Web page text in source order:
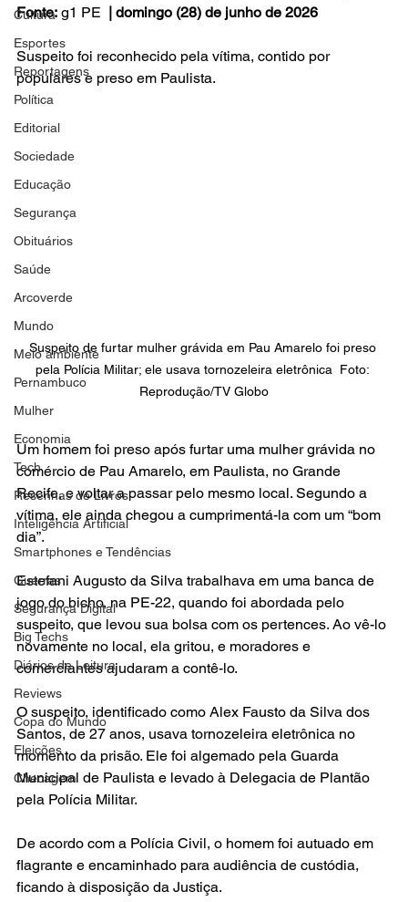
Cultura
Esportes
Reportagens
Política
Editorial
Sociedade
Educação
Segurança
Obituários
Saúde
Arcoverde
Mundo
Meio ambiente
Pernambuco
Mulher
Economia
Tech
Resenhas de Livros
Inteligência Artificial
Smartphones e Tendências
Guerras
Segurança Digital
Big Techs
Diários de Leitura
Reviews
Copa do Mundo
Eleições
Checagem
Fonte: g1 PE
  | domingo (28) de junho de 2026
Suspeito foi reconhecido pela vítima, contido por
populares e preso em Paulista.
Suspeito de furtar mulher grávida em Pau Amarelo foi preso
pela Polícia Militar; ele usava tornozeleira eletrônica  Foto:
Reprodução/TV Globo
Um homem foi preso após furtar uma mulher grávida no
comércio de Pau Amarelo, em Paulista, no Grande
Recife, e voltar a passar pelo mesmo local. Segundo a
vítima, ele ainda chegou a cumprimentá-la com um “bom
dia”.
Estefani Augusto da Silva trabalhava em uma banca de
jogo do bicho, na PE-22, quando foi abordada pelo
suspeito, que levou sua bolsa com os pertences. Ao vê-lo
novamente no local, ela gritou, e moradores e
comerciantes ajudaram a contê-lo.
O suspeito, identificado como Alex Fausto da Silva dos
Santos, de 27 anos, usava tornozeleira eletrônica no
momento da prisão. Ele foi algemado pela Guarda
Municipal de Paulista e levado à Delegacia de Plantão
pela Polícia Militar.
De acordo com a Polícia Civil, o homem foi autuado em
flagrante e encaminhado para audiência de custódia,
ficando à disposição da Justiça.